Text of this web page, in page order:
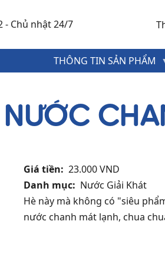
- Chủ nhật 24/7
TOP
THÔNG TIN SẢN PHẨM
NƯỚC
Giá tiền
23.000 VND
Danh mục
Nước Giải Khát
Hè này mà không có "siêu
nước chanh mát lạnh, chua